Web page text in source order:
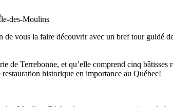
des-Moulins
vous la faire découvrir avec un bref tour guidé
de Terrebonne, et qu’elle comprend cinq bâtisses
historique en importance au Québec!